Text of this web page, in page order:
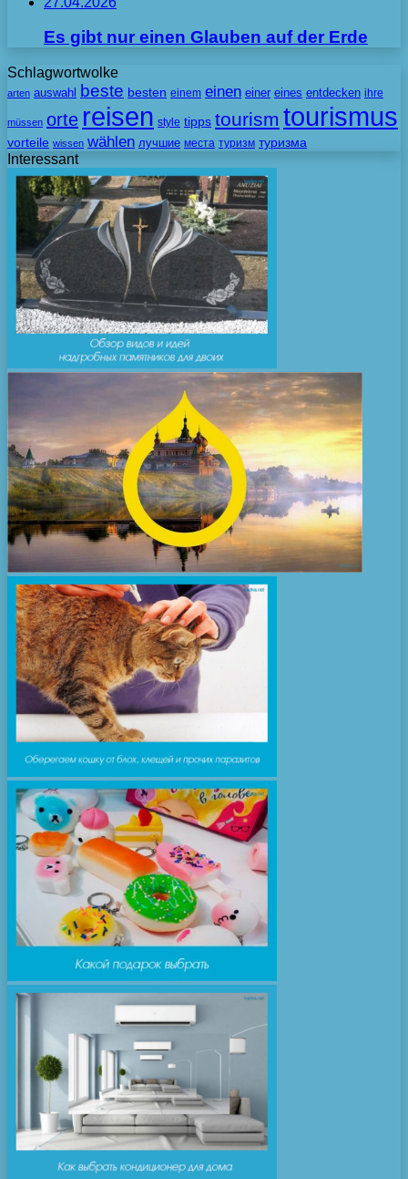
Es gibt nur einen Glauben auf der Erde
Schlagwortwolke
arten auswahl beste besten einem einen einer eines entdecken ihre
müssen orte reisen style tipps tourism tourismus
vorteile wissen wählen лучшие места туризм туризма
Interessant